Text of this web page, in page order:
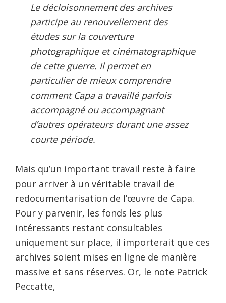
Le décloisonnement des archives
participe au renouvellement des
études sur la couverture
photographique et cinématographique
de cette guerre. Il permet en
particulier de mieux comprendre
comment Capa a travaillé parfois
accompagné ou accompagnant
d’autres opérateurs durant une assez
courte période.
Mais qu’un important travail reste à faire
pour arriver à un véritable travail de
redocumentarisation de l’œuvre de Capa .
Pour y parvenir, les fonds les plus
intéressants restant consultables
uniquement sur place, il importerait que ces
archives soient mises en ligne de manière
massive et sans réserves. Or, le note Patrick
Peccatte,